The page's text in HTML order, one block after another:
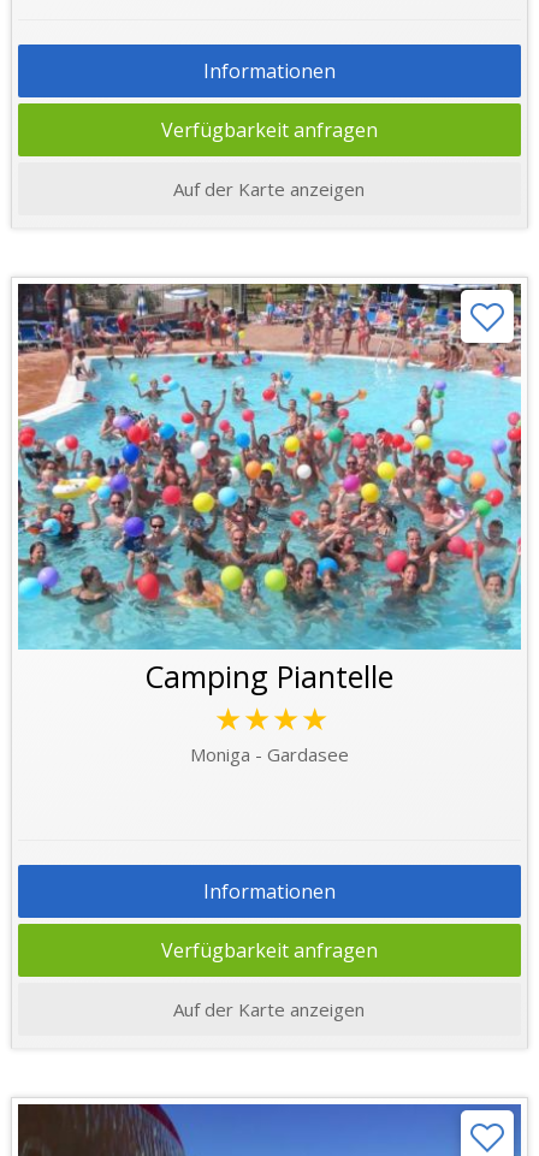
Informationen
Verfügbarkeit anfragen
Auf der Karte anzeigen
Camping Piantelle
★★★★
Moniga - Gardasee
Informationen
Verfügbarkeit anfragen
Auf der Karte anzeigen